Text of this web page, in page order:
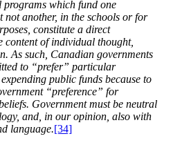
programs which fund one
not another, in the schools or for
constitute a direct
content of individual thought,
As such, Canadian governments
to “prefer” particular
public funds because to
“preference” for
Government must be neutral
and, in our opinion, also with
language.[34]